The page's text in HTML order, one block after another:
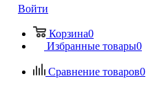
Войти
Корзина0
Избранные товары0
Сравнение товаров0